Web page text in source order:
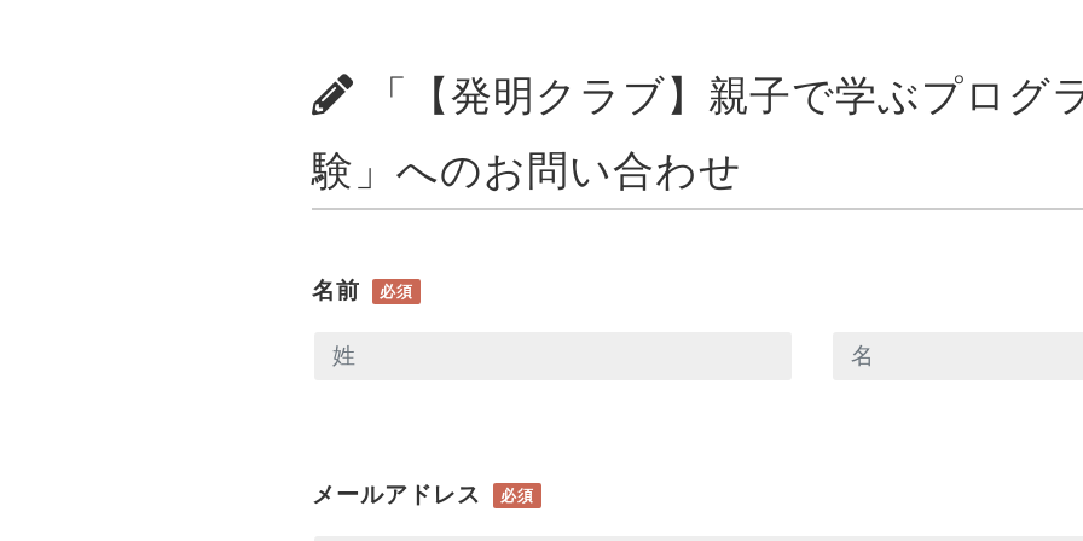
「【発明クラブ】親子で学ぶプログ
験」へのお問い合わせ
名前 必須
メールアドレス 必須